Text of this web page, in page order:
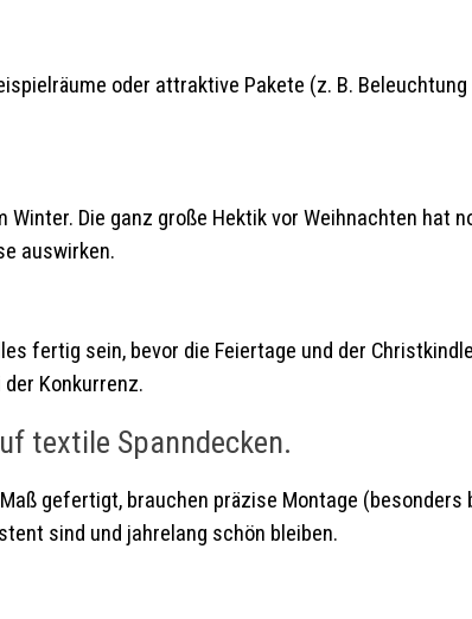
oder attraktive Pakete (z. B.
Die ganz große Hektik vor Weihnachten hat
auswirken.
fertig sein, bevor die Feiertage und der
Konkurrenz.
textile Spanndecken.
gefertigt, brauchen präzise Montage (besonders
sind und jahrelang schön bleiben.